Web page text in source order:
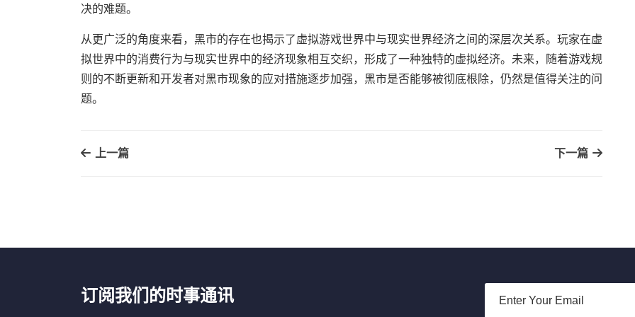
决的难题。
从更广泛的角度来看，黑市的存在也揭示了虚拟游戏世界中与现实世界经济之间的深层次关系。玩家在虚
拟世界中的消费行为与现实世界中的经济现象相互交织，形成了一种独特的虚拟经济。未来，随着游戏规
则的不断更新和开发者对黑市现象的应对措施逐步加强，黑市是否能够被彻底根除，仍然是值得关注的问
题。
上一篇 下一篇
订阅我们的时事通讯